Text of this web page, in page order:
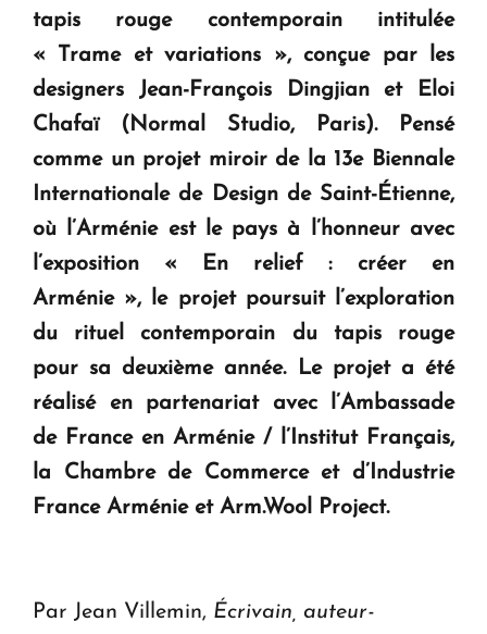
ouvrira ses portes à Dilijan
tapis rouge contemporain intitulée
« Trame et variations », conçue par les
designers Jean-François Dingjian et Eloi
Chafaï (Normal Studio, Paris). Pensé
comme un projet miroir de la 13e Biennale
Internationale de Design de Saint-Étienne,
où l’Arménie est le pays à l’honneur avec
l’exposition « En relief : créer en
Arménie », le projet poursuit l’exploration
du rituel contemporain du tapis rouge
pour sa deuxième année. Le projet a été
réalisé en partenariat avec l’Ambassade
de France en Arménie / l’Institut Français,
la Chambre de Commerce et d’Industrie
France Arménie et Arm.Wool Project.
Par Jean Villemin, Écrivain, auteur-